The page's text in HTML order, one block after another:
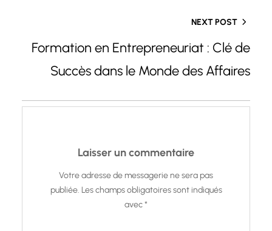
NEXT POST
Formation en Entrepreneuriat : Clé de
Succès dans le Monde des Affaires
Laisser un commentaire
Votre adresse de messagerie ne sera pas
publiée. Les champs obligatoires sont indiqués
avec*